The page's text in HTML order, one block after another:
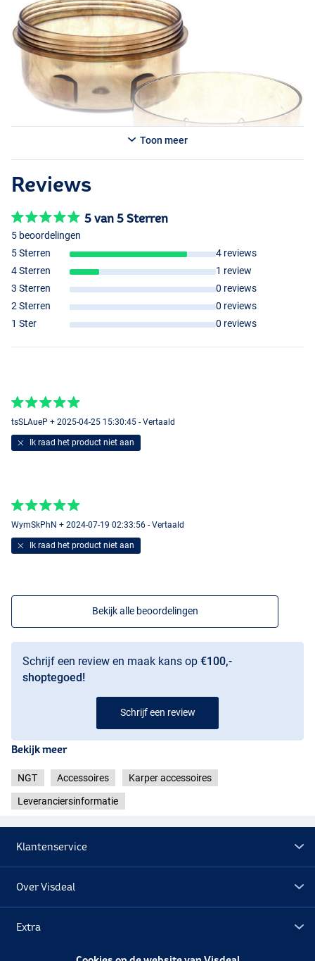
Toon meer
Reviews
5 van 5 Sterren
5 beoordelingen
5 Sterren
4 reviews
4 Sterren
1 review
3 Sterren
0 reviews
2 Sterren
0 reviews
1 Ster
0 reviews
tsSLAueP + 2025-04-25 15:30:45 - Vertaald
Ik raad het product niet aan
WymSkPhN + 2024-07-19 02:33:56 - Vertaald
Ik raad het product niet aan
Bekijk alle beoordelingen
Schrijf een review en maak kans op €100,-
shoptegoed!
Schrijf een review
Bekijk meer
NGT Accessoires Karper accessoires
Leveranciersinformatie
Klantenservice
Over Visdeal
Extra